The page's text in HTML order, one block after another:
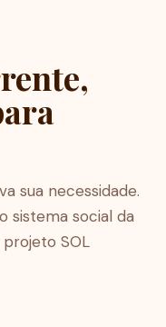
sua necessidade.
sistema social da
SOL